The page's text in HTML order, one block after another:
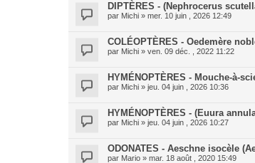
DIPTÈRES - (Nephrocerus
par Michi » mer. 10 juin , 2026 12:49
COLÉOPTÈRES - Oedemère
par Michi » ven. 09 déc. , 2022 11:22
HYMÉNOPTÈRES - Mouche-à-
par Michi » jeu. 04 juin , 2026 10:36
HYMÉNOPTÈRES - (Euura
par Michi » jeu. 04 juin , 2026 10:27
ODONATES - Aeschne isocèle
par Mario » mar. 18 août , 2020 15:49